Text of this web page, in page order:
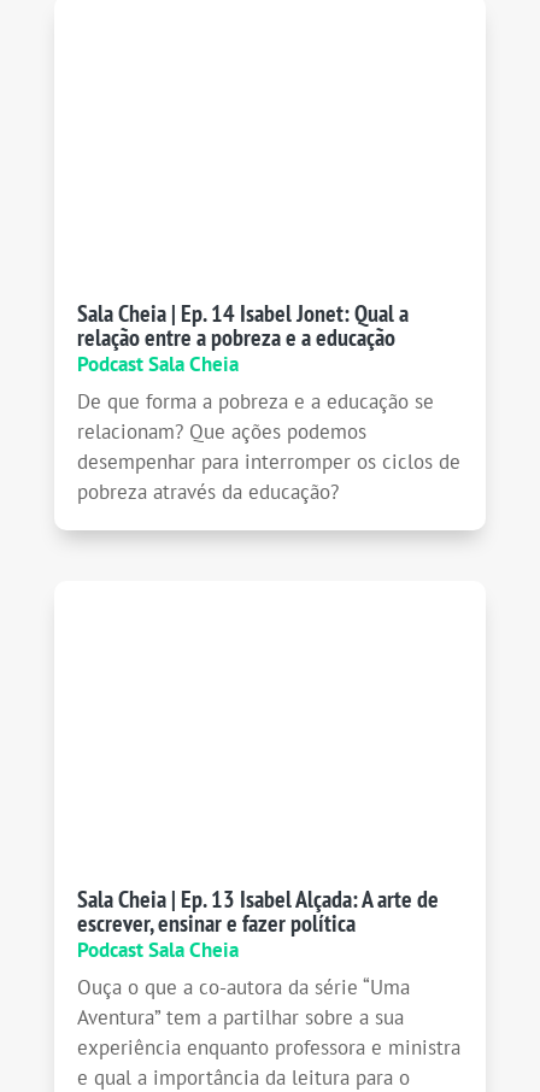
Sala Cheia | Ep. 14 Isabel Jonet: Qual a
relação entre a pobreza e a educação
Podcast Sala Cheia
De que forma a pobreza e a educação se
relacionam? Que ações podemos
desempenhar para interromper os ciclos de
pobreza através da educação?
Sala Cheia | Ep. 13 Isabel Alçada: A arte de
escrever, ensinar e fazer política
Podcast Sala Cheia
Ouça o que a co-autora da série “Uma
Aventura” tem a partilhar sobre a sua
experiência enquanto professora e ministra
e qual a importância da leitura para o